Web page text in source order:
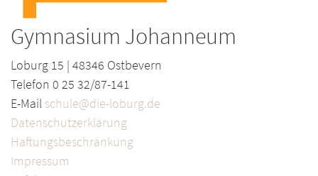
Gymnasium Johanneum
Loburg 15 | 48346 Ostbevern
Telefon 0 25 32/87-141
E-Mail schule@die-loburg.de
Datenschutzerklärung
Haftungsbeschränkung
Impressum